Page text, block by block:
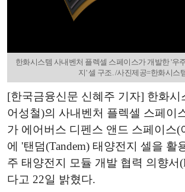
한화시스템 사내벤처 플렉셀 스페이스가 개발한 '우
지' 셀 구조. /사진제공=한화시스
[한국금융신문 신혜주 기자] 한화시
어성철)의 사내벤처 플렉셀 스페이
가 에어버스 디펜스 앤드 스페이스(
에 '탠덤(Tandem) 태양전지 셀을 활
주 태양전지 모듈 개발 협력 의향서
다고 22일 밝혔다.